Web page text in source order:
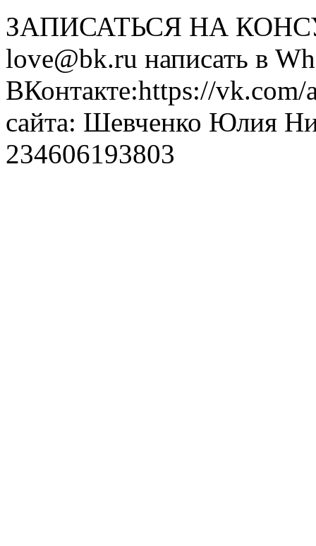
ЗАПИСАТЬСЯ НА
love@bk.ru написать в
ВКонтакте:https://
сайта: Шевченко Юлия
234606193803